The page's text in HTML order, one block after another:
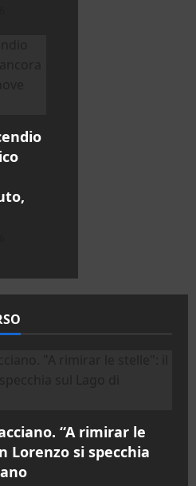
“A rimirar le
Lorenzo si specchia